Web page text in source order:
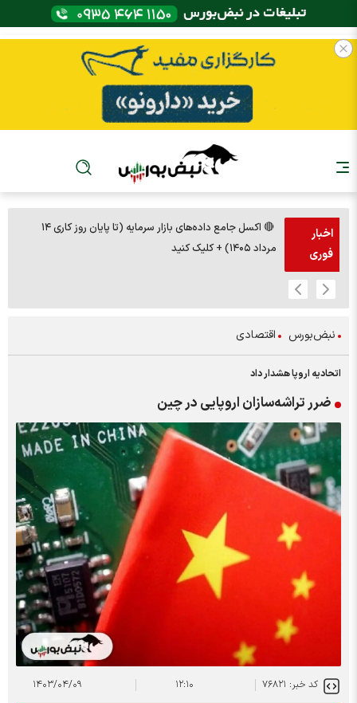
اخبار
فوری
🔴 اکسل جامع داده‌های بازار سرمایه (تا پایان روز کاری ۱۴
مرداد ۱۴۰۵) + کلیک کنید
نبض‌بورس اقتصادی
اتحادیه اروپا هشدار داد
ضرر تراشه‌سازان اروپایی در چین
کد خبر: ۷۶۸۲۱ ۱۲:۱۰ ۱۴۰۳/۰۴/۰۹